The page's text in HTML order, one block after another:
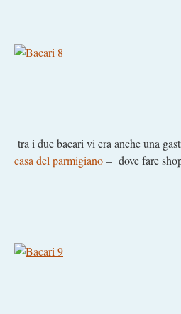
tra i due bacari vi era anche una
casa del parmigiano – dove fare